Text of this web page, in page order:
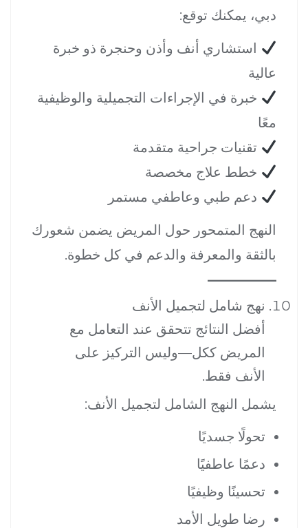
دبي، يمكنك توقع:
استشاري أنف وأذن وحنجرة ذو خبرة
عالية
خبرة في الإجراءات التجميلية والوظيفية
معًا
تقنيات جراحية متقدمة
خطط علاج مخصصة
دعم طبي وعاطفي مستمر
النهج المتمحور حول المريض يضمن شعورك
بالثقة والمعرفة والدعم في كل خطوة.
نهج شامل لتجميل الأنف
أفضل النتائج تتحقق عند التعامل مع
المريض ككل—وليس التركيز على
الأنف فقط.
يشمل النهج الشامل لتجميل الأنف:
تحولًا جسديًا
دعمًا عاطفيًا
تحسينًا وظيفيًا
رضا طويل الأمد